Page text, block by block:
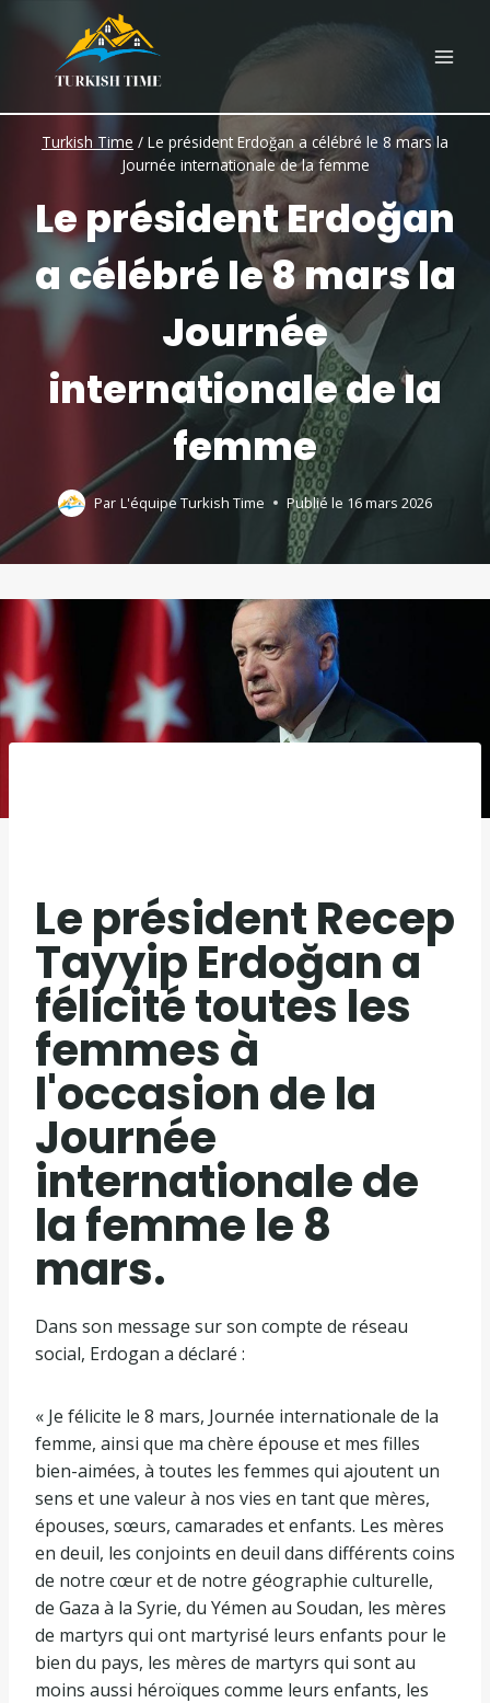
content
Turkish Time / Le président Erdoğan a célébré le 8 mars la
Journée internationale de la femme
Le président Erdoğan
a célébré le 8 mars la
Journée
internationale de la
femme
Par L'équipe Turkish Time Publié le 16 mars 2026
Le président Recep
Tayyip Erdoğan a
félicité toutes les
femmes à
l'occasion de la
Journée
internationale de
la femme le 8
mars.
Dans son message sur son compte de réseau
social, Erdogan a déclaré :
« Je félicite le 8 mars, Journée internationale de la
femme, ainsi que ma chère épouse et mes filles
bien-aimées, à toutes les femmes qui ajoutent un
sens et une valeur à nos vies en tant que mères,
épouses, sœurs, camarades et enfants. Les mères
en deuil, les conjoints en deuil dans différents coins
de notre cœur et de notre géographie culturelle,
de Gaza à la Syrie, du Yémen au Soudan, les mères
de martyrs qui ont martyrisé leurs enfants pour le
bien du pays, les mères de martyrs qui sont au
moins aussi héroïques comme leurs enfants, les